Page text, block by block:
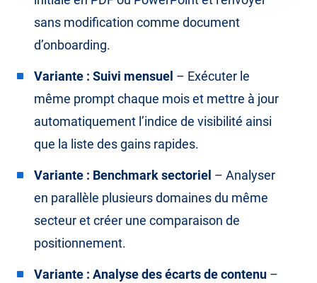
sans modification comme document
d’onboarding.
Variante : Suivi mensuel – Exécuter le
même prompt chaque mois et mettre à jour
automatiquement l’indice de visibilité ainsi
que la liste des gains rapides.
Variante : Benchmark sectoriel – Analyser
en parallèle plusieurs domaines du même
secteur et créer une comparaison de
positionnement.
Variante : Analyse des écarts de contenu –